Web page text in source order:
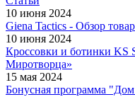
10 июня 2024
Giena Tactics - Обзор
10 июня 2024
Кроссовки и ботинки KS
Миротворца»
15 мая 2024
Бонусная программа